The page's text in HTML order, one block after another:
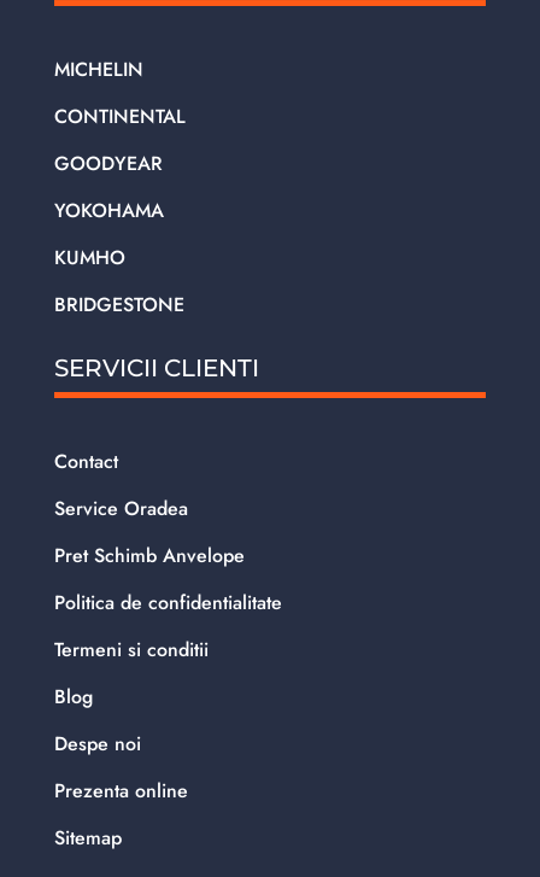
MICHELIN
CONTINENTAL
GOODYEAR
YOKOHAMA
KUMHO
BRIDGESTONE
SERVICII CLIENTI
Contact
Service Oradea
Pret Schimb Anvelope
Politica de confidentialitate
Termeni si conditii
Blog
Despe noi
Prezenta online
Sitemap